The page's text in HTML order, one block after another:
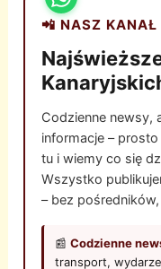
📲 NASZ
Codzienne newsy,
informacje –
tu i wiemy co się
Wszystko
– bez
📰Codzienne
transport,